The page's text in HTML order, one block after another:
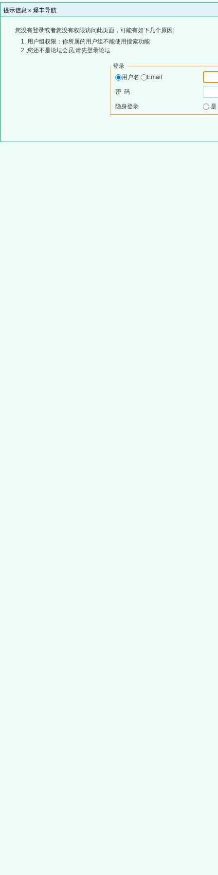
提示信息 » 爆丰导航
您没有登录或者您没有权限访问此页面，可能有如下几个原因:
用户组权限：你所属的用户组不能使用搜索功能
您还不是论坛会员,请先登录论坛
登录
用户名
Email
密 码
隐身登录